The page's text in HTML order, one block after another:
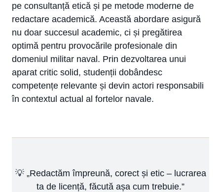
pe consultanță etică și pe metode moderne de
redactare academică. Această abordare asigură
nu doar succesul academic, ci și pregătirea
optimă pentru provocările profesionale din
domeniul militar naval. Prin dezvoltarea unui
aparat critic solid, studenții dobândesc
competențe relevante și devin actori responsabili
în contextul actual al fortelor navale.
💡 „Redactăm împreună, corect și etic – lucrarea
ta de licență, făcută așa cum trebuie.”